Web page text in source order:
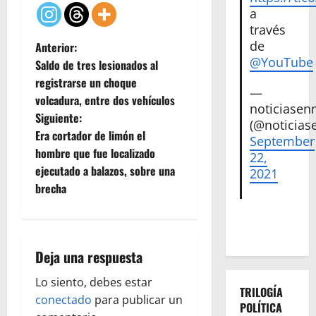
N
a
v
e
g
a
i
ó
Anterior:
Saldo de tres lesionados al
registrarse un choque
volcadura, entre dos vehículos
Siguiente:
Era cortador de limón el
hombre que fue localizado
ejecutado a balazos, sobre una
brecha
Deja una respuesta
Lo siento, debes estar
conectado para publicar un
a
través
de
@YouTube
—
September
22,
2021
TRILOGÍA
POLÍTICA